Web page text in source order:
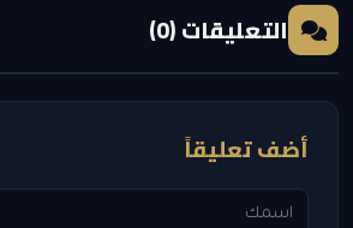
التعليقات (0)
أضف تعليقاً